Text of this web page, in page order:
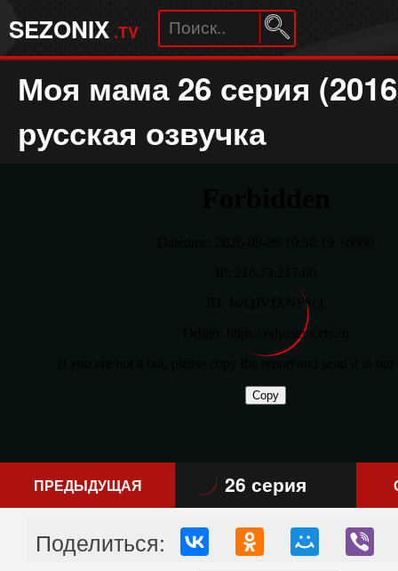
SEZONIX .TV
Моя мама 26 серия
русская озвучка
ПРЕДЫДУЩАЯ 26 серия
Поделиться: